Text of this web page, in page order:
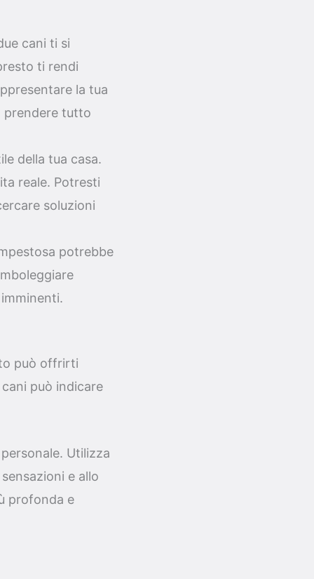
cani ti si
ti rendi
la tua
prendere tutto
della tua casa.
reale. Potresti
soluzioni
potrebbe
può offrirti
può indicare
Utilizza
e allo
profonda e